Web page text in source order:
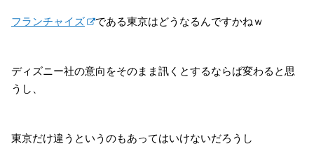
フランチャイズ である東京はどうなるんですかねｗ
ディズニー社の意向をそのまま訊くとするならば変わると思
うし、
東京だけ違うというのもあってはいけないだろうし